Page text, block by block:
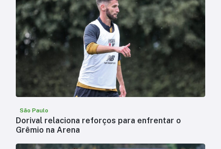
São Paulo
Dorival relaciona reforços para enfrentar o
Grêmio na Arena